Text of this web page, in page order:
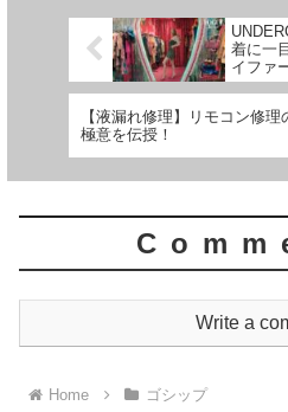
着に一
イファ
ピング
【液漏れ修理】リモコン修理
極意を伝授！
Write a
Home ゴシップ